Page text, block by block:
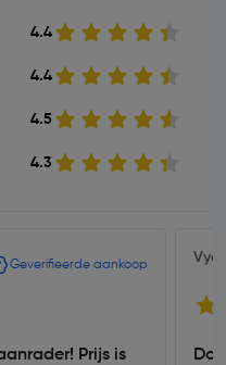
4.4
4.4
4.5
4.3
Geverifieerde aankoop
Prijs is